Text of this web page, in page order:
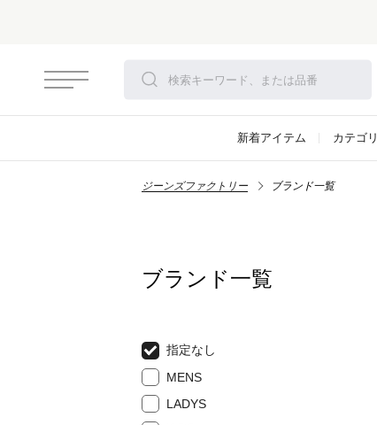
新着アイテム カテゴリ
ジーンズファクトリー ブランド一覧
ブランド一覧
指定なし
MENS
LADYS